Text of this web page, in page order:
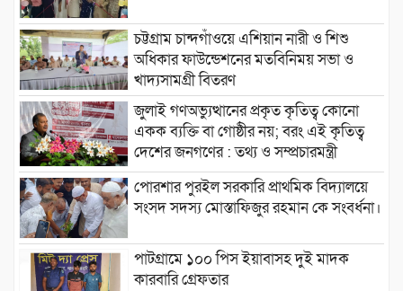
চট্টগ্রাম চান্দগাঁওয়ে এশিয়ান নারী ও শিশু
অধিকার ফাউন্ডেশনের মতবিনিময় সভা ও
খাদ্যসামগ্রী বিতরণ
জুলাই গণঅভ্যুত্থানের প্রকৃত কৃতিত্ব কোনো
একক ব্যক্তি বা গোষ্ঠীর নয়; বরং এই কৃতিত্ব
দেশের জনগণের : তথ্য ও সম্প্রচারমন্ত্রী
পোরশার পুরইল সরকারি প্রাথমিক বিদ্যালয়ে
সংসদ সদস্য মোস্তাফিজুর রহমান কে সংবর্ধনা।
পাটগ্রামে ১০০ পিস ইয়াবাসহ দুই মাদক
কারবারি গ্রেফতার